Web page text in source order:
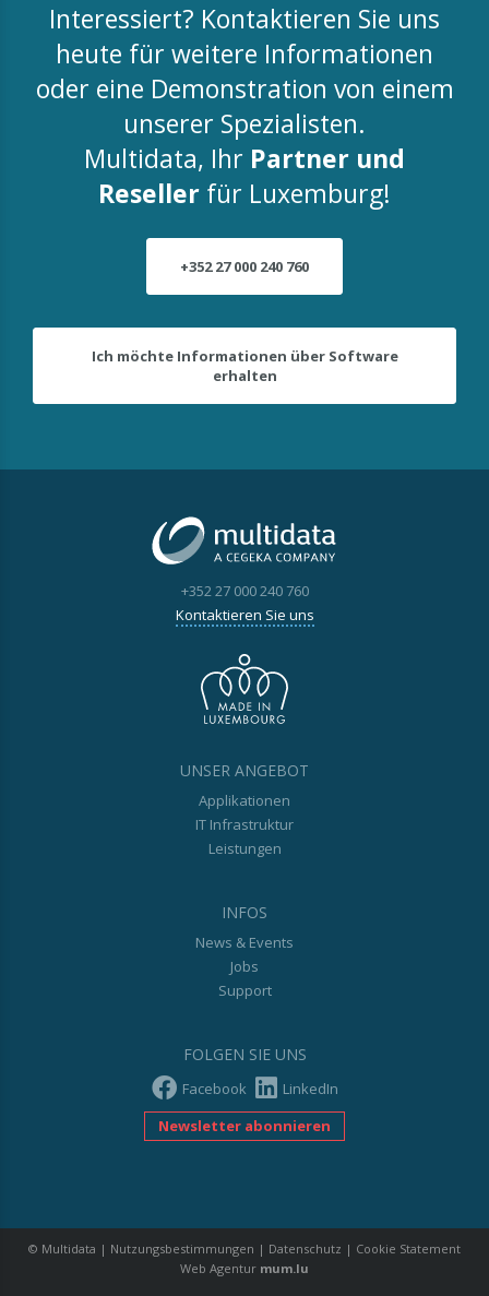
Interessiert? Kontaktieren Sie uns
heute für weitere Informationen
oder eine Demonstration von einem
unserer Spezialisten.
Multidata, Ihr Partner und
Reseller für Luxemburg!
+352 27 000 240 760
Ich möchte Informationen über Software
erhalten
+352 27 000 240 760
Kontaktieren Sie uns
UNSER ANGEBOT
Applikationen
IT Infrastruktur
Leistungen
INFOS
News & Events
Jobs
Support
FOLGEN SIE UNS
Facebook
LinkedIn
Newsletter abonnieren
© Multidata | Nutzungsbestimmungen | Datenschutz | Cookie Statement
Web Agentur mum.lu